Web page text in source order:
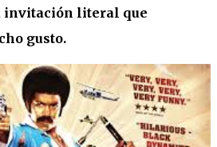
invitación literal que
gusto.